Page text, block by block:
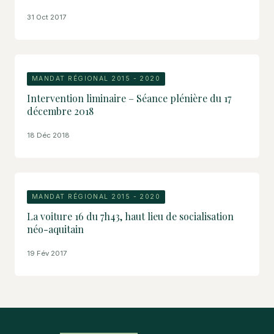
31 Oct 2017
MANDAT RÉGIONAL 2015 - 2020
Intervention liminaire – Séance plénière du 17
décembre 2018
18 Déc 2018
MANDAT RÉGIONAL 2015 - 2020
La voiture 16 du 7h43, haut lieu de socialisation
néo-aquitain
19 Fév 2017